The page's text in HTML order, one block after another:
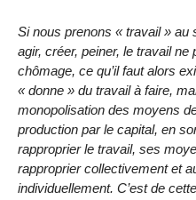
Si nous prenons « travail » au
agir, créer, peiner, le travail
chômage, ce qu’il faut alors
« donne » du travail à faire,
monopolisation des moyens
production par le capital, en
rapproprier le travail, ses
rapproprier collectivement et
individuellement. C’est de